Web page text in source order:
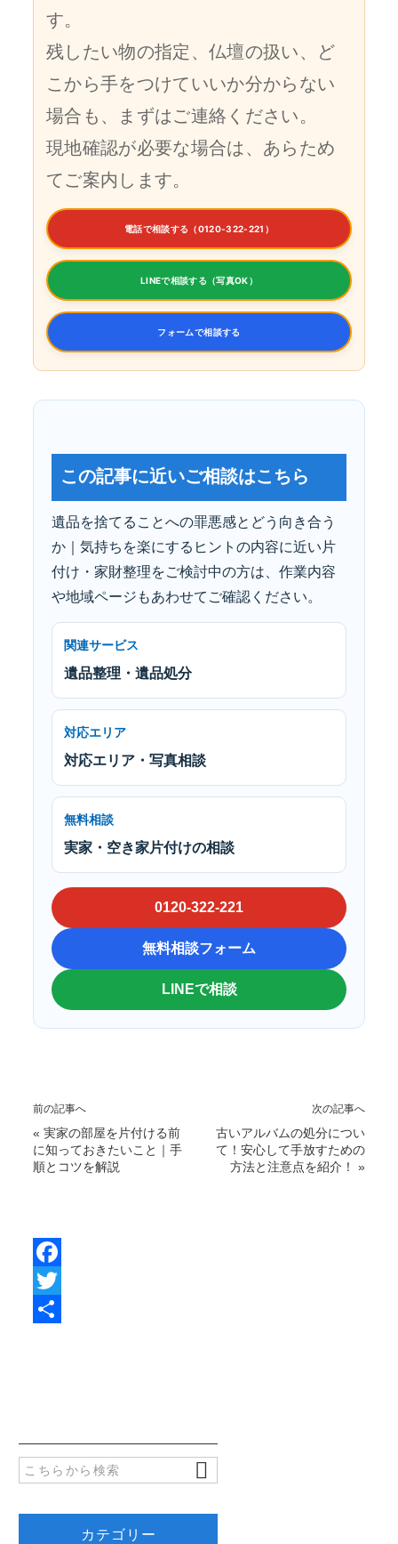
す。
残したい物の指定、仏壇の扱い、ど
こから手をつけていいか分からない
場合も、まずはご連絡ください。
現地確認が必要な場合は、あらため
てご案内します。
電話で相談する（0120-322-221）
LINEで相談する（写真OK）
フォームで相談する
この記事に近いご相談はこちら
遺品を捨てることへの罪悪感とどう向き合う
か｜気持ちを楽にするヒントの内容に近い片
付け・家財整理をご検討中の方は、作業内容
や地域ページもあわせてご確認ください。
関連サービス
遺品整理・遺品処分
対応エリア
対応エリア・写真相談
無料相談
実家・空き家片付けの相談
0120-322-221
無料相談フォーム
LINEで相談
前の記事へ
« 実家の部屋を片付ける前
に知っておきたいこと｜手
順とコツを解説
次の記事へ
古いアルバムの処分につい
て！安心して手放すための
方法と注意点を紹介！
»
F
カテゴリー